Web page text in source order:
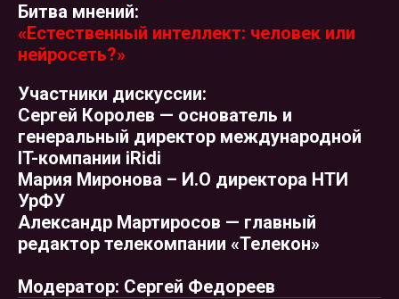
Битва мнений:
«Естественный интеллект: человек или
нейросеть?»
Участники дискуссии:
Сергей Королев — основатель и
генеральный директор международной
IT-компании iRidi
Мария Миронова – И.О директора НТИ
УрФУ
Александр Мартиросов — главный
редактор телекомпании «Телекон»
Модератор: Сергей Федореев